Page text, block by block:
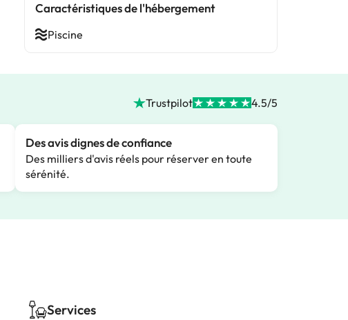
Caractéristiques de l'hébergement
Piscine
Trustpilot 4.5/5
Des avis dignes de confiance
Des milliers d'avis réels pour réserver en toute
sérénité.
Services